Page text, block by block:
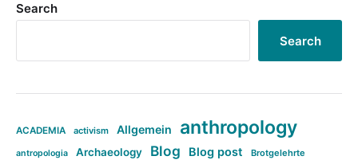
Search
Search
ACADEMIA activism Allgemein anthropology
antropologia Archaeology Blog Blog post Brotgelehrte